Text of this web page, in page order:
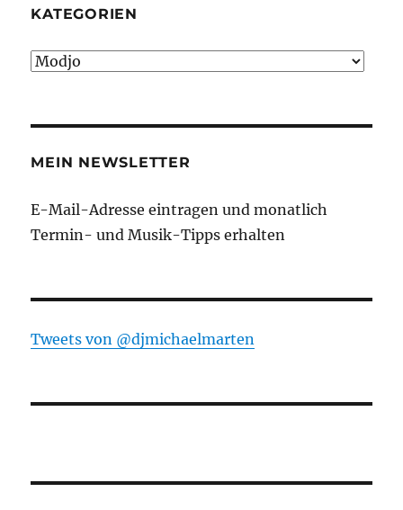
KATEGORIEN
Kategorien
MEIN NEWSLETTER
E-Mail-Adresse eintragen und monatlich
Termin- und Musik-Tipps erhalten
Tweets von ‎@djmichaelmarten